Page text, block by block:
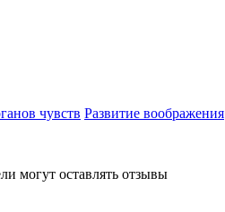
чувств Развитие воображения
могут оставлять отзывы